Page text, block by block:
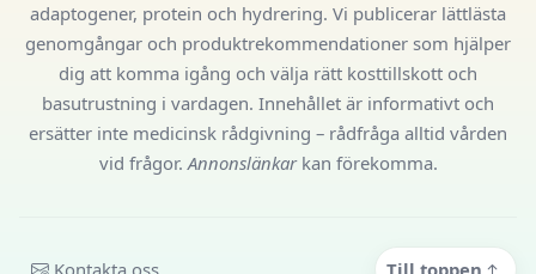
adaptogener, protein och hydrering. Vi publicerar lättlästa
genomgångar och produktrekommendationer som hjälper
dig att komma igång och välja rätt kosttillskott och
basutrustning i vardagen. Innehållet är informativt och
ersätter inte medicinsk rådgivning – rådfråga alltid vården
vid frågor.Annonslänkarkan förekomma.
Kontakta oss Till toppen